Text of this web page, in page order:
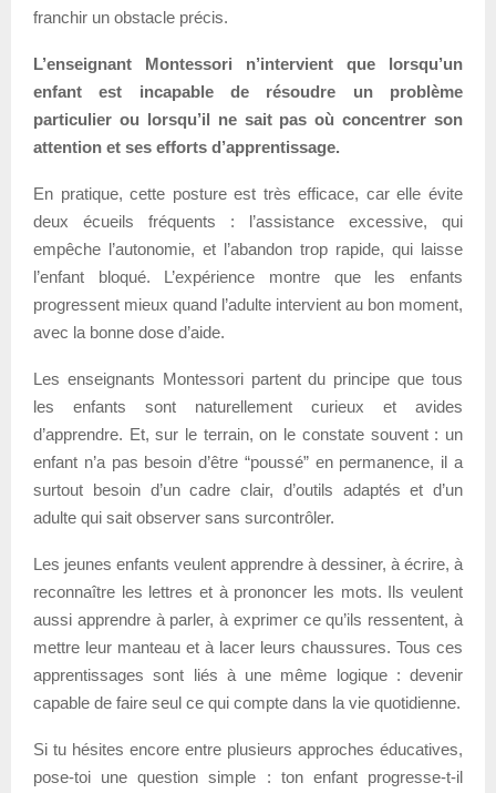
franchir un obstacle précis.
L’enseignant Montessori n’intervient que lorsqu’un
enfant est incapable de résoudre un problème
particulier ou lorsqu’il ne sait pas où concentrer son
attention et ses efforts d’apprentissage.
En pratique, cette posture est très efficace, car elle évite
deux écueils fréquents : l’assistance excessive, qui
empêche l’autonomie, et l’abandon trop rapide, qui laisse
l’enfant bloqué. L’expérience montre que les enfants
progressent mieux quand l’adulte intervient au bon moment,
avec la bonne dose d’aide.
Les enseignants Montessori partent du principe que tous
les enfants sont naturellement curieux et avides
d’apprendre. Et, sur le terrain, on le constate souvent : un
enfant n’a pas besoin d’être “poussé” en permanence, il a
surtout besoin d’un cadre clair, d’outils adaptés et d’un
adulte qui sait observer sans surcontrôler.
Les jeunes enfants veulent apprendre à dessiner, à écrire, à
reconnaître les lettres et à prononcer les mots. Ils veulent
aussi apprendre à parler, à exprimer ce qu’ils ressentent, à
mettre leur manteau et à lacer leurs chaussures. Tous ces
apprentissages sont liés à une même logique : devenir
capable de faire seul ce qui compte dans la vie quotidienne.
Si tu hésites encore entre plusieurs approches éducatives,
pose-toi une question simple : ton enfant progresse-t-il